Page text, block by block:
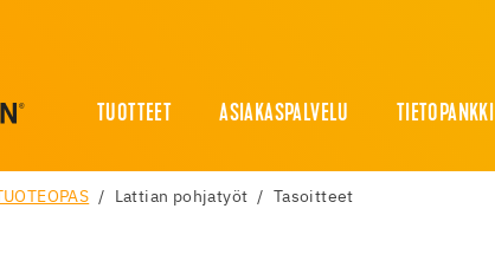
TUOTTEET ASIAKASPALVELU TIETOPANKKI
TUOTEOPAS Lattian pohjatyöt Tasoitteet